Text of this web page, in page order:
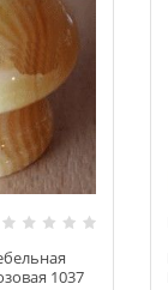
1037